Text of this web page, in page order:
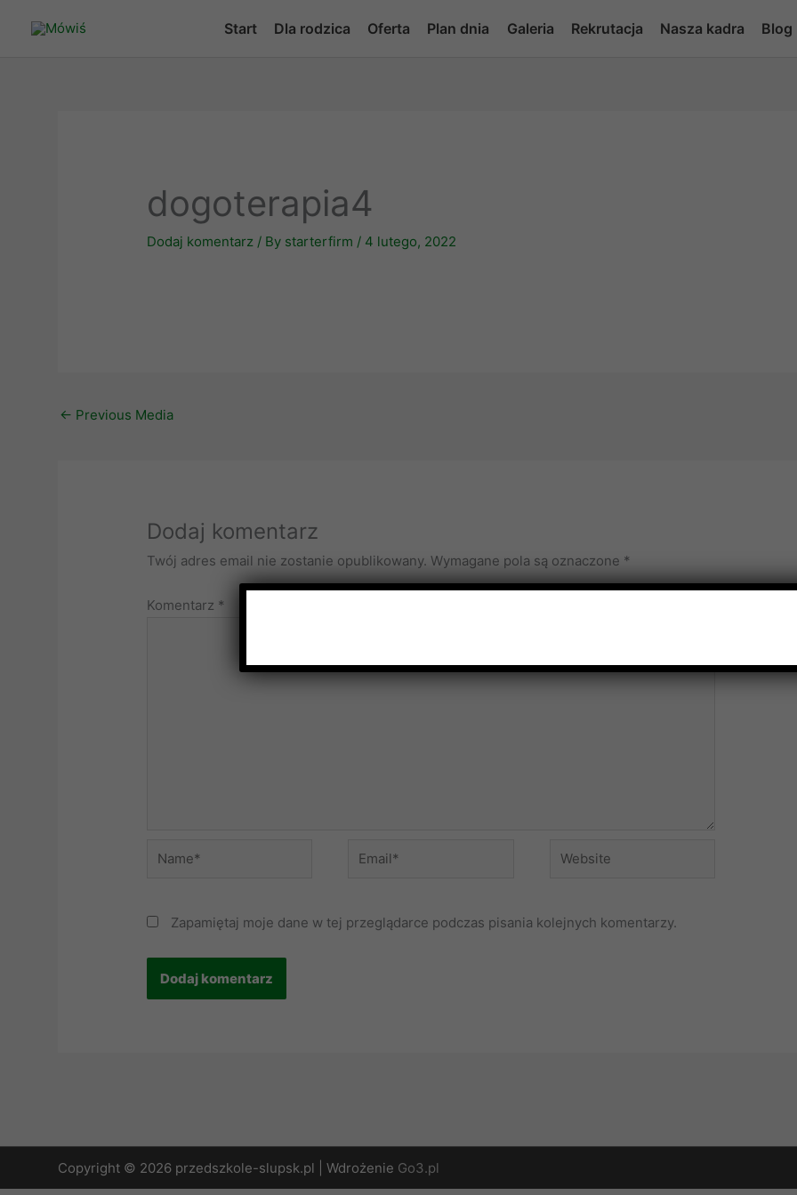
Start Dla rodzica Oferta Plan dnia Galeria Rekrutacja Nasza kadra Blog
dogoterapia4
Dodaj komentarz / By starterfirm / 4 lutego, 2022
← Previous Media
Dodaj komentarz
Twój adres email nie zostanie opublikowany. Wymagane pola są oznaczone *
Komentarz *
Name* Email* Website
Zapamiętaj moje dane w tej przeglądarce podczas pisania kolejnych komentarzy.
Copyright © 2026 przedszkole-slupsk.pl | Wdrożenie Go3.pl